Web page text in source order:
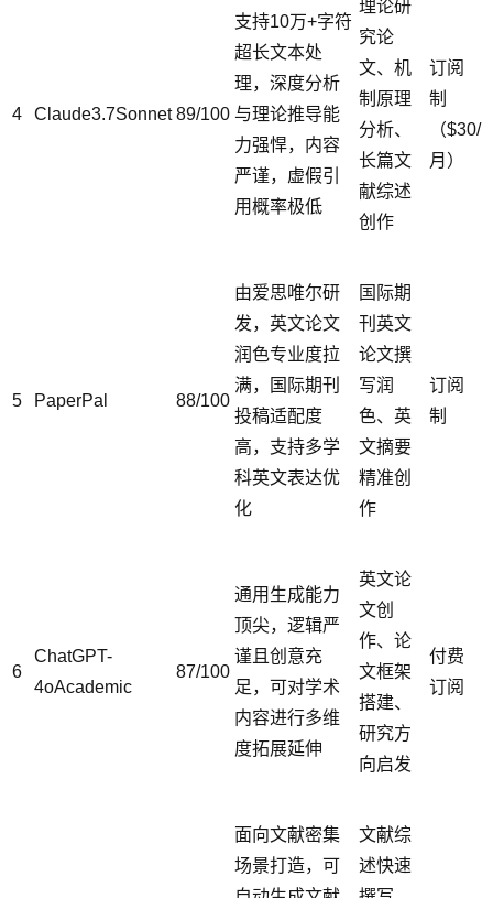
4 Claude3.7Sonnet 89/100
支持10万+字符
超长文本处
理，深度分析
与理论推导能
力强悍，内容
严谨，虚假引
用概率极低
理论研
究论
文、机
制原理
分析、
长篇文
献综述
创作
订阅
制
（$30/
月）
5 PaperPal 88/100
由爱思唯尔研
发，英文论文
润色专业度拉
满，国际期刊
投稿适配度
高，支持多学
科英文表达优
化
国际期
刊英文
论文撰
写润
色、英
文摘要
精准创
作
订阅
制
6
ChatGPT-
4oAcademic
87/100
通用生成能力
顶尖，逻辑严
谨且创意充
足，可对学术
内容进行多维
度拓展延伸
英文论
文创
作、论
文框架
搭建、
研究方
向启发
付费
订阅
面向文献密集
场景打造，可
文献综
述快速